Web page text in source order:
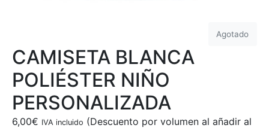
Agotado
CAMISETA BLANCA
POLIÉSTER NIÑO
PERSONALIZADA
6,00€ IVA incluido